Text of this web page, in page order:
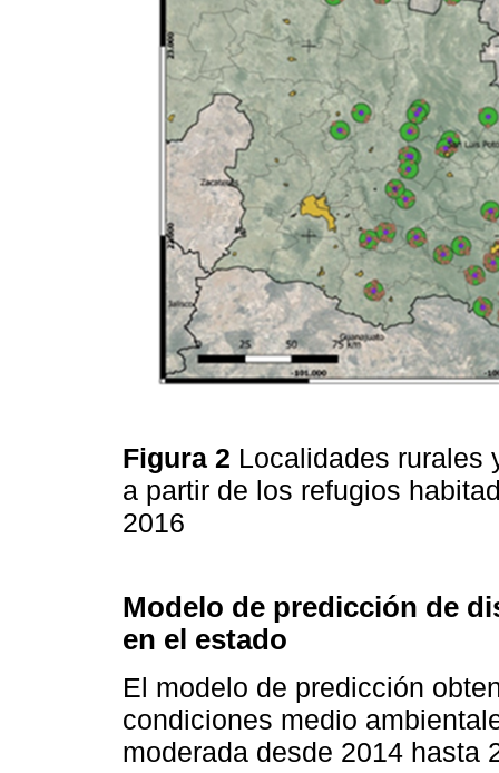
Figura 2 Localidades rurales
a partir de los refugios
2016
Modelo de predicción de
en el estado
El modelo de predicción
condiciones medio
moderada desde 2014 hasta